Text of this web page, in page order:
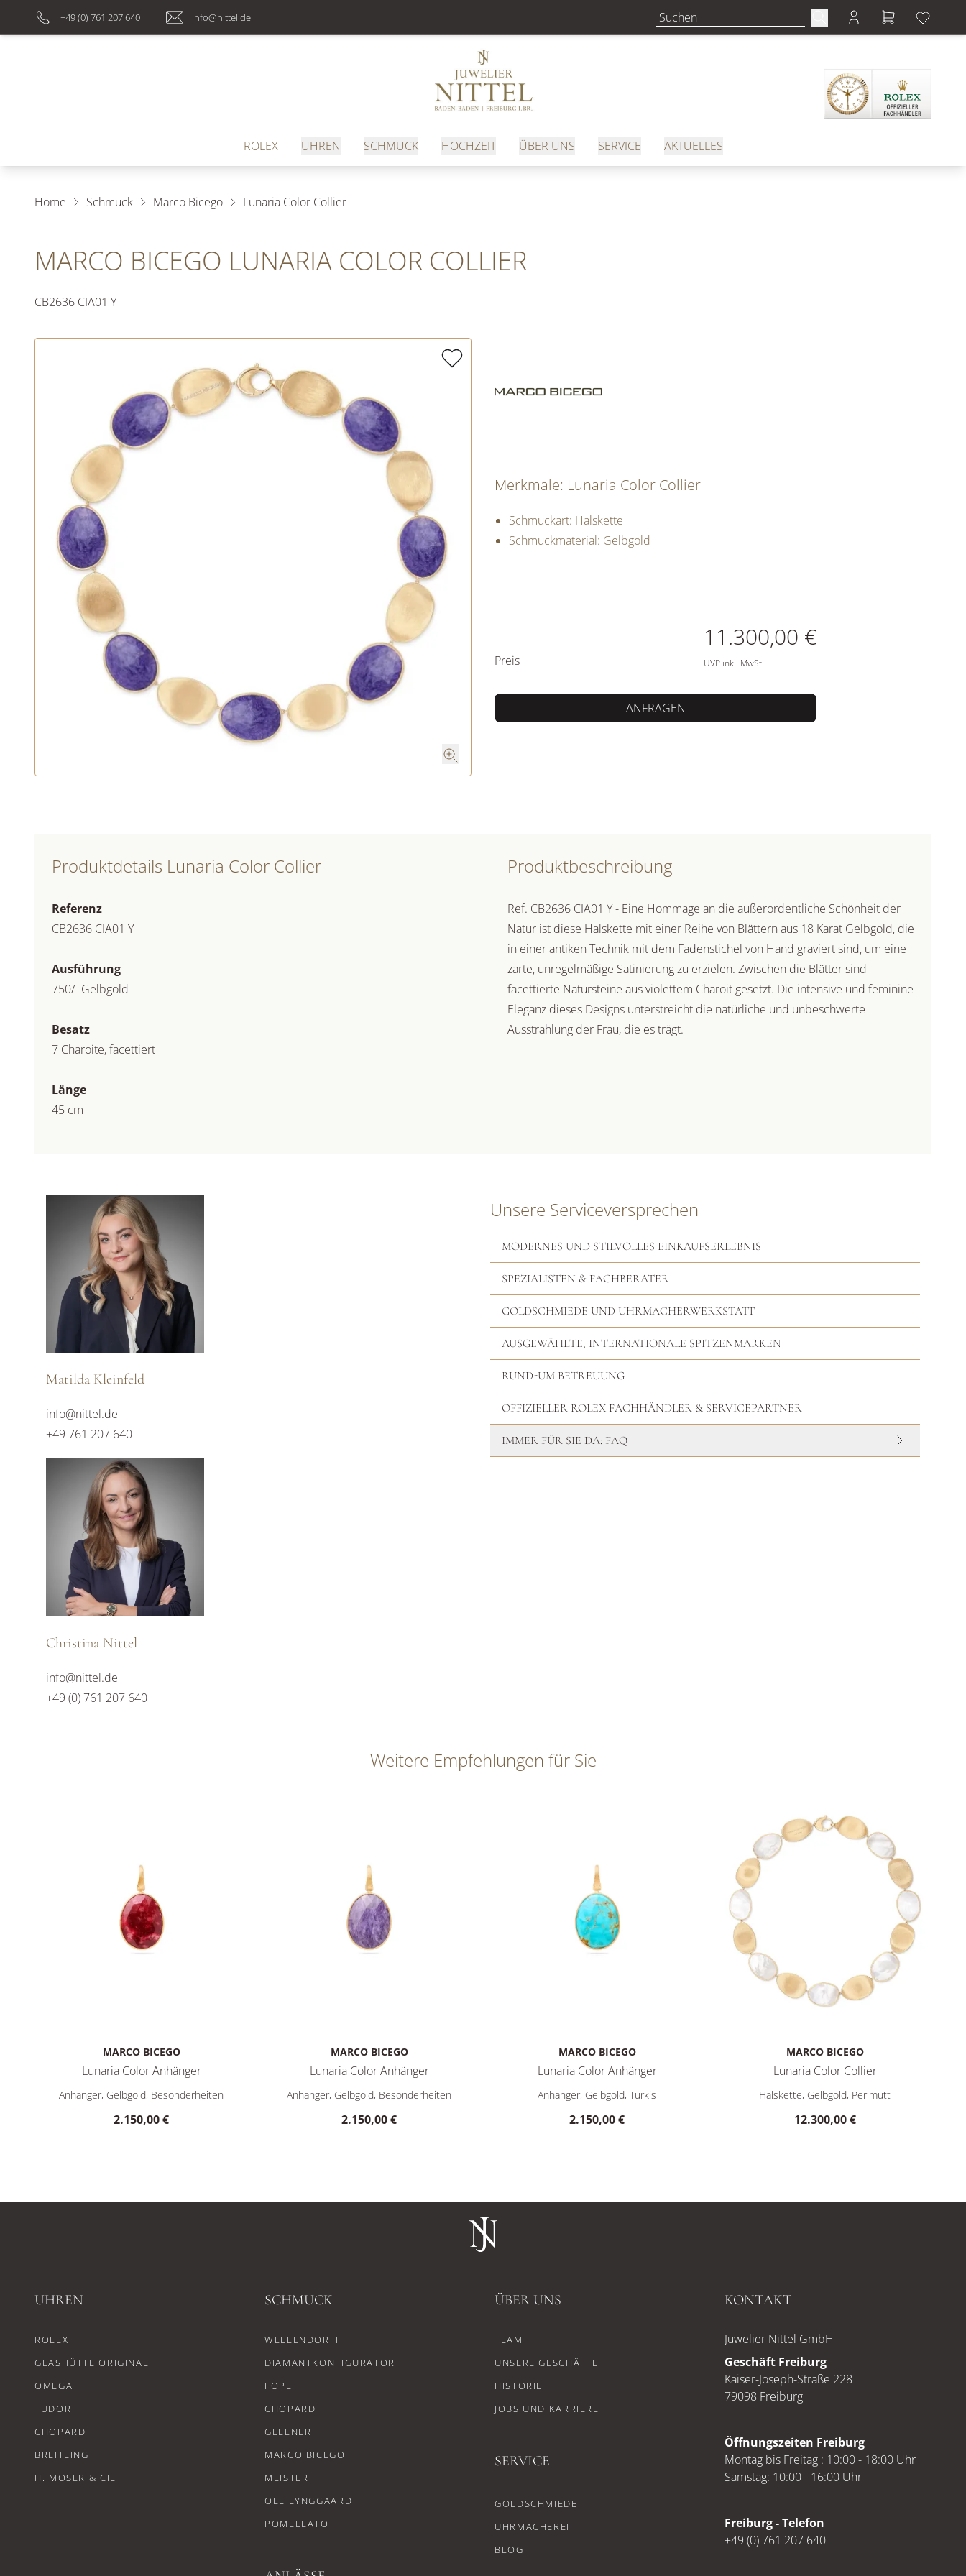
+49 (0) 761 207 640 info@nittel.de
ROLEX UHREN SCHMUCK HOCHZEIT ÜBER UNS SERVICE AKTUELLES
Home Schmuck Marco Bicego Lunaria Color Collier
MARCO BICEGO LUNARIA COLOR COLLIER
CB2636 CIA01 Y
Merkmale: Lunaria Color Collier
Schmuckart: Halskette
Schmuckmaterial: Gelbgold
PREISINFORMATIONEN
Preis
11.300,00 €
UVP inkl. MwSt.
ANFRAGEN
Produktdetails Lunaria Color Collier
Referenz
CB2636 CIA01 Y
Ausführung
750/- Gelbgold
Besatz
7 Charoite, facettiert
Länge
45 cm
Produktbeschreibung
Ref. CB2636 CIA01 Y - Eine Hommage an die außerordentliche Schönheit der
Natur ist diese Halskette mit einer Reihe von Blättern aus 18 Karat Gelbgold, die
in einer antiken Technik mit dem Fadenstichel von Hand graviert sind, um eine
zarte, unregelmäßige Satinierung zu erzielen. Zwischen die Blätter sind
facettierte Natursteine aus violettem Charoit gesetzt. Die intensive und feminine
Eleganz dieses Designs unterstreicht die natürliche und unbeschwerte
Ausstrahlung der Frau, die es trägt.
Matilda Kleinfeld
info@nittel.de
+49 761 207 640
Christina Nittel
info@nittel.de
+49 (0) 761 207 640
Unsere Serviceversprechen
MODERNES UND STILVOLLES EINKAUFSERLEBNIS
SPEZIALISTEN & FACHBERATER
GOLDSCHMIEDE UND UHRMACHERWERKSTATT
AUSGEWÄHLTE, INTERNATIONALE SPITZENMARKEN
RUND-UM BETREUUNG
OFFIZIELLER ROLEX FACHHÄNDLER & SERVICEPARTNER
IMMER FÜR SIE DA: FAQ
Weitere Empfehlungen für Sie
MARCO BICEGO
Lunaria Color Anhänger
Marco Bicego Lunaria Color Anhänger, Ref: PB20 TUL01 Y, Preis: 2.150,00 €
Anhänger, Gelbgold, Besonderheiten
2.150,00 €
MARCO BICEGO
Lunaria Color Anhänger
Marco Bicego Lunaria Color Anhänger, Ref: PB20 CIA01 Y, Preis: 2.150,00 €
Anhänger, Gelbgold, Besonderheiten
2.150,00 €
MARCO BICEGO
Lunaria Color Anhänger
Marco Bicego Lunaria Color Anhänger, Ref: PB20 TUM01 Y, Preis: 2.150,00 €
Anhänger, Gelbgold, Türkis
2.150,00 €
MARCO BICEGO
Lunaria Color Collier
Marco Bicego Lunaria Color Collier, Ref:
Halskette, Gelbgold, Perlmutt
12.300,00 €
UHREN
ROLEX
GLASHÜTTE ORIGINAL
OMEGA
TUDOR
CHOPARD
BREITLING
H. MOSER & CIE
SCHMUCK
WELLENDORFF
DIAMANTKONFIGURATOR
FOPE
CHOPARD
GELLNER
MARCO BICEGO
MEISTER
OLE LYNGGAARD
POMELLATO
ÜBER UNS
TEAM
UNSERE GESCHÄFTE
HISTORIE
JOBS UND KARRIERE
SERVICE
GOLDSCHMIEDE
UHRMACHEREI
BLOG
KONTAKT
Juwelier Nittel GmbH
Geschäft Freiburg
Kaiser-Joseph-Straße 228
79098 Freiburg
Öffnungszeiten Freiburg
Montag bis Freitag : 10:00 - 18:00 Uhr
Samstag: 10:00 - 16:00 Uhr
Freiburg - Telefon
+49 (0) 761 207 640